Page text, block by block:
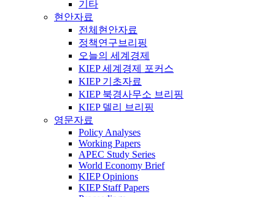
기타
현안자료
전체현안자료
정책연구브리핑
오늘의 세계경제
KIEP 세계경제 포커스
KIEP 기초자료
KIEP 북경사무소 브리핑
KIEP 델리 브리핑
영문자료
Policy Analyses
Working Papers
APEC Study Series
World Economy Brief
KIEP Opinions
KIEP Staff Papers